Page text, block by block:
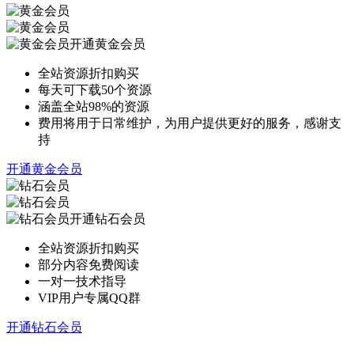
开通黄金会员
全站资源折扣购买
每天可下载50个资源
涵盖全站98%的资源
费用将用于日常维护，为用户提供更好的服务，感谢支
持
开通黄金会员
开通钻石会员
全站资源折扣购买
部分内容免费阅读
一对一技术指导
VIP用户专属QQ群
开通钻石会员